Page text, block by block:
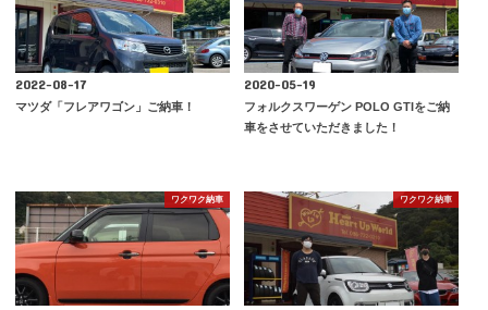
2022-08-17
マツダ「フレアワゴン」ご納車！
2020-05-19
フォルクスワーゲン POLO GTIをご納
車をさせていただきました！
ワクワク納車 ワクワク納車